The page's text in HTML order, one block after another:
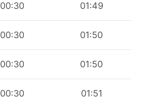
00:30 01:49
00:30 01:50
00:30 01:50
00:30 01:51